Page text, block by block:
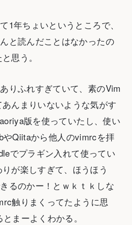
1年ちょいというところで、
と読んだことはなかったの
思う。
りふれすぎていて、素のVim
んまりいないような気がす
版を使っていたし、使い
やQiitaから他人のvimrcを拝
でプラギン入れて使ってい
が楽しすぎて、ほうほう
るのかー！とｗｋｔｋしな
触りまくってたように思
とまーよくわかる。